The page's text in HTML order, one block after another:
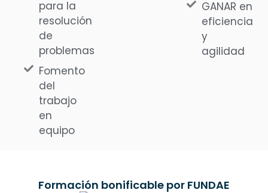
para la
resolución
de
problemas
Fomento
del
trabajo
en
equipo
GANAR en
eficiencia
y
agilidad
Formación bonificable por FUNDAE